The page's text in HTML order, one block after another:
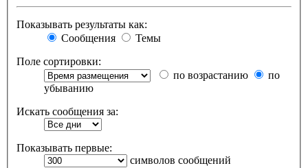
Показывать результаты как:
Сообщения
Темы
Поле сортировки:
по возрастанию
по
убыванию
Искать сообщения за:
Показывать первые:
символов сообщений